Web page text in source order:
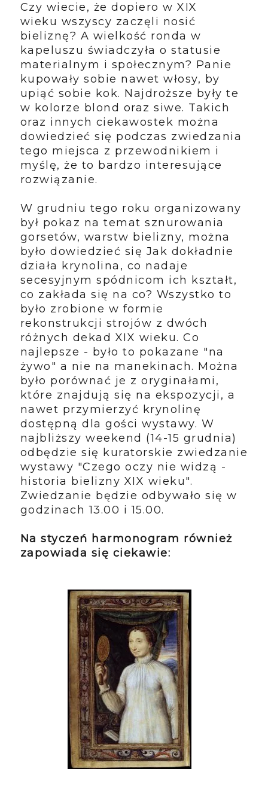
Czy wiecie, że dopiero w XIX
wieku wszyscy zaczęli nosić
bieliznę? A wielkość ronda w
kapeluszu świadczyła o statusie
materialnym i społecznym? Panie
kupowały sobie nawet włosy, by
upiąć sobie kok. Najdroższe były te
w kolorze blond oraz siwe. Takich
oraz innych ciekawostek można
dowiedzieć się podczas zwiedzania
tego miejsca z przewodnikiem i
myślę, że to bardzo interesujące
rozwiązanie.
W grudniu tego roku organizowany
był pokaz na temat sznurowania
gorsetów, warstw bielizny, można
było dowiedzieć się Jak dokładnie
działa krynolina, co nadaje
secesyjnym spódnicom ich kształt,
co zakłada się na co? Wszystko to
było zrobione w formie
rekonstrukcji strojów z dwóch
różnych dekad XIX wieku. Co
najlepsze - było to pokazane "na
żywo" a nie na manekinach. Można
było porównać je z oryginałami,
które znajdują się na ekspozycji, a
nawet przymierzyć krynolinę
dostępną dla gości wystawy. W
najbliższy weekend (14-15 grudnia)
odbędzie się kuratorskie zwiedzanie
wystawy "Czego oczy nie widzą -
historia bielizny XIX wieku".
Zwiedzanie będzie odbywało się w
godzinach 13.00 i 15.00.
Na styczeń harmonogram również
zapowiada się ciekawie: